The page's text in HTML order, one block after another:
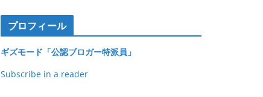
プロフィール
ギズモード「公認ブロガー特派員」
Subscribe in a reader